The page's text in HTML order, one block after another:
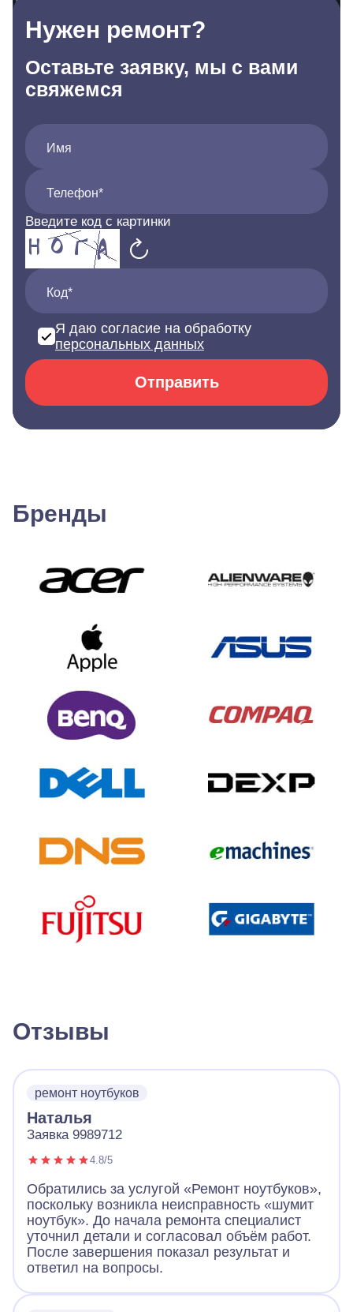
Нужен ремонт?
Оставьте заявку, мы с вами
свяжемся
Имя
Телефон*
Введите код с картинки
Код*
Я даю согласие на обработку
персональных данных
Отправить
Бренды
Отзывы
ремонт ноутбуков
Наталья
Заявка 9989712
4.8/5
Обратились за услугой «Ремонт ноутбуков»,
поскольку возникла неисправность «шумит
ноутбук». До начала ремонта специалист
уточнил детали и согласовал объём работ.
После завершения показал результат и
ответил на вопросы.